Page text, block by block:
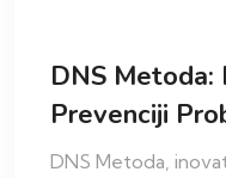
DNS Metoda:
Prevenciji
DNS Metoda,